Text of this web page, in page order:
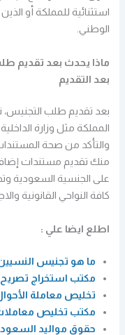
استثنائية للمملكة أو
الوطني.
ماذا يحدث بعد تقديم
بعد التقديم
بعد تقديم طلب
المملكة مثل وزارة
والتأكد من صحة
منك تقديم مستندات
على الجنسية السعودية
كافة النواحي القانونية
اطلع ايضا علي :
ما هو تجنيس
مكتب استخراج تصريح
تخليص معاملة
مكتب تخليص
حقوق مواليد